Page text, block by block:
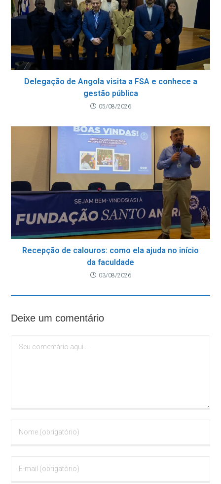
Delegação de Angola visita a FSA e conhece a
gestão pública
05/08/2026
Recepção de calouros: como ela ajuda no início
da faculdade
03/08/2026
Deixe um comentário
seu
nome
seu